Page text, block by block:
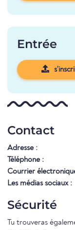
Entrée
Contact
Adresse :
Téléphone :
Courrier
Les médias sociaux :
Sécurité
Tu trouveras